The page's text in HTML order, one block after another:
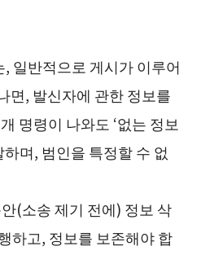
일반적으로 게시가 이루어
면, 발신자에 관한 정보를
명령이 나와도 ‘없는 정보
며, 범인을 특정할 수 없
(소송 제기 전에) 정보 삭
하고, 정보를 보존해야 합